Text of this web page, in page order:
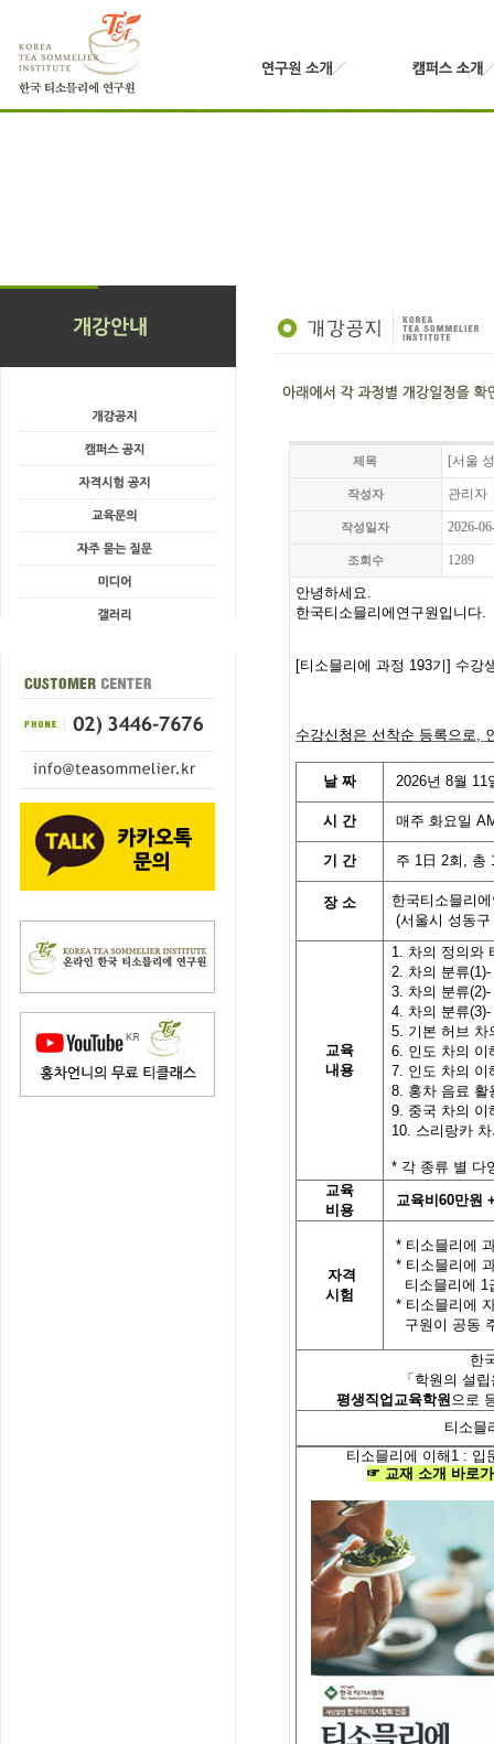
제목 [서울
작성자 관리자
작성일자 2026-
조회수 1289
안녕하세요.
한국티소믈리에연구원입니다.
[티소믈리에 과정 193기] 수강
수강신청은 선착순 등록으로,
날 짜 2026년 8월 11
시 간 매주 화요일
기 간 주 1日 2회 , 총
장 소
한국티소믈리
(서울시 성동
교육
내용
1. 차의 정의와
2. 차의 분류
3. 차의 분류
4. 차의 분류
5. 기본 허브 차
6. 인도 차의 이
7. 인도 차의 이
8. 홍차 음료 활
9. 중국 차의 이
10. 스리랑카
* 각 종류 별 다
교육
비용
교육비 60만원
자격
시험
* 티소믈리에
* 티소믈리에
티소믈리에 1
* 티소믈리에
구원이 공동
한
「학원의 설
평생직업교육학원으로
티소믈
티소믈리에 이해 1 : 입
☞ 교재 소개 바로